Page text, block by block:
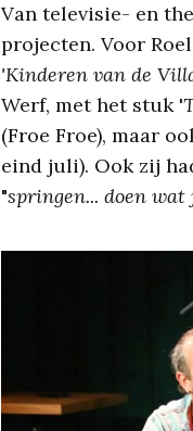
Van televisie- en
projecten. Voor
'Kinderen van de
Werf, met het stuk '
(Froe Froe), maar
eind juli). Ook zij
"springen... doen wat